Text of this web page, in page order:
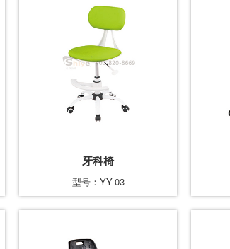
牙科椅
型号：YY-03